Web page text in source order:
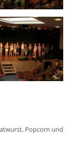
Popcorn und